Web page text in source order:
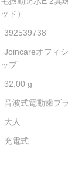
ッド）
392539738
Joincareオフィ
ップ
32.00 g
音波式電動歯ブ
大人
充電式